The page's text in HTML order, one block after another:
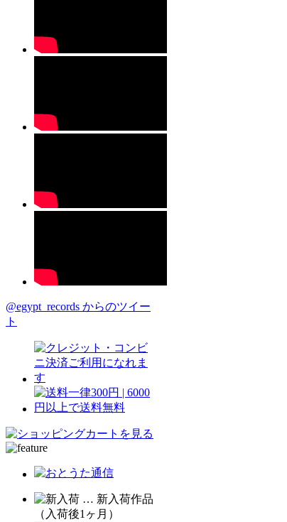
@egypt_records からのツイー
ト
… 新入荷作品
（入荷後1ヶ月）